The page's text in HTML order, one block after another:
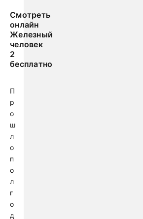
Смотреть
онлайн
Железный
человек
2
бесплатно
П
р
о
ш
л
о
п
о
л
г
о
д